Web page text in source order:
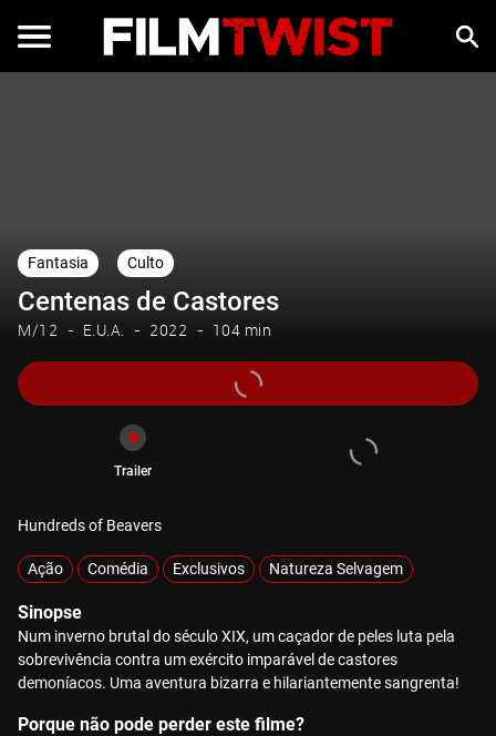
Fantasia Culto
Centenas de Castores
M/12 E.U.A. 2022 104 min
Trailer
Hundreds of Beavers
Ação Comédia Exclusivos Natureza Selvagem
Sinopse
Num inverno brutal do século XIX, um caçador de peles luta pela
sobrevivência contra um exército imparável de castores
demoníacos. Uma aventura bizarra e hilariantemente sangrenta!
Porque não pode perder este filme?